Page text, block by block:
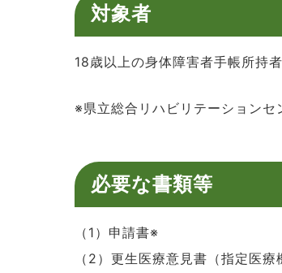
対象者
18歳以上の身体障害者手帳所持
※県立総合リハビリテーション
必要な書類等
（1）申請書※
（2）更生医療意見書（指定医